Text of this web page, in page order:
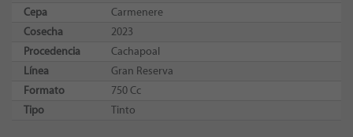
Cepa
Carmenere
Cosecha
2023
Procedencia
Cachapoal
Línea
Gran Reserva
Formato
750 Cc
Tipo
Tinto